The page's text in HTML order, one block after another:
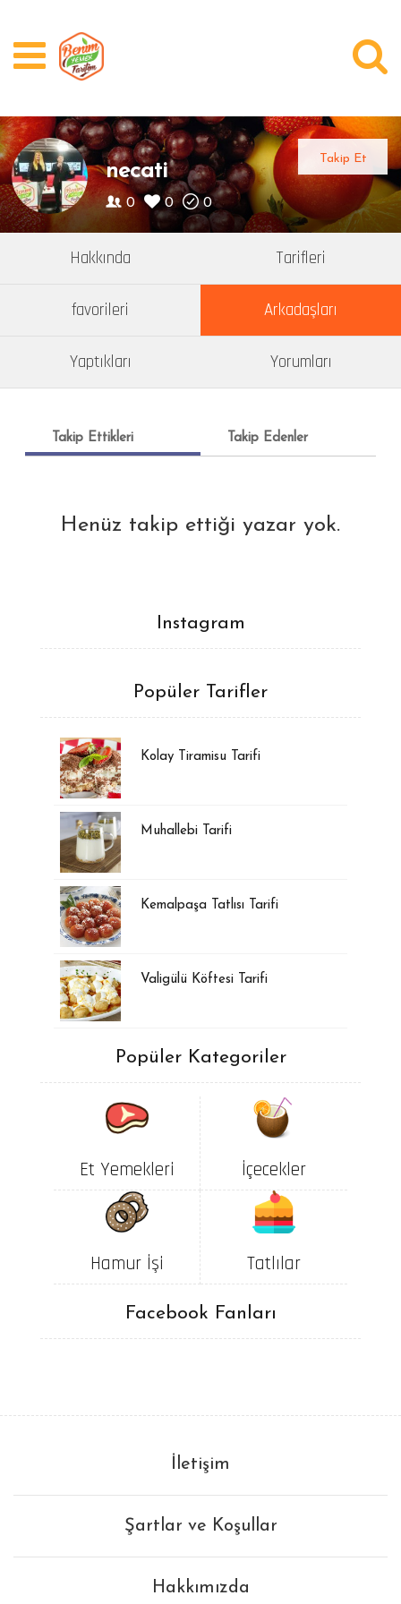
Videolar
Kategoriler
Yazarlar
Bugün Ne Pişirsem?
necati
0 0 0
Takip Et
Hakkında Tarifleri
favorileri Arkadaşları
Yaptıkları Yorumları
Takip Ettikleri Takip Edenler
Henüz takip ettiği yazar yok.
Instagram
Popüler Tarifler
Kolay Tiramisu Tarifi
Muhallebi Tarifi
Kemalpaşa Tatlısı Tarifi
Valigülü Köftesi Tarifi
Popüler Kategoriler
Et Yemekleri İçecekler
Hamur İşi Tatlılar
Facebook Fanları
İletişim
Şartlar ve Koşullar
Hakkımızda